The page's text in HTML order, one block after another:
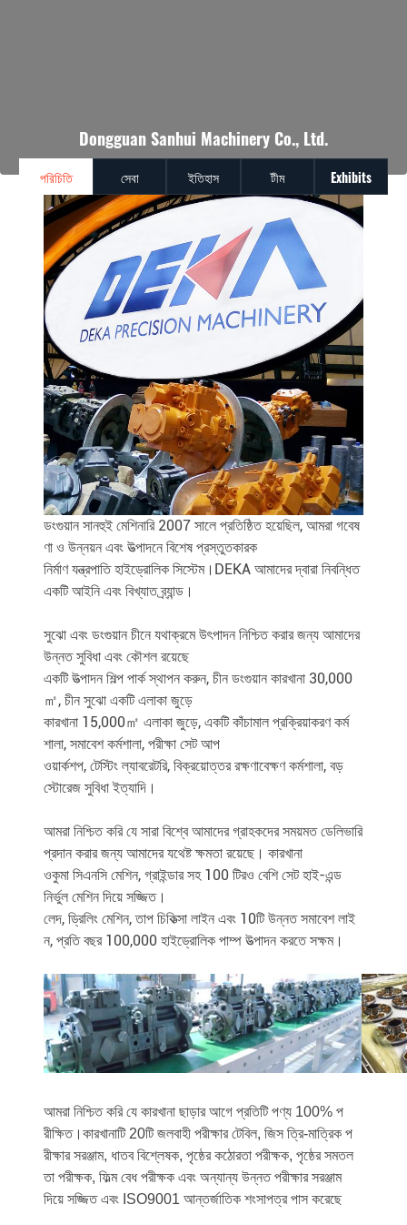
Dongguan Sanhui Machinery Co., Ltd.
পরিচিতি সেবা ইতিহাস টীম Exhibits
ডংগুয়ান সানহুই মেশিনারি 2007 সালে প্রতিষ্ঠিত হয়েছিল, আমরা গবেষ
ণা ও উন্নয়ন এবং উত্পাদনে বিশেষ প্রস্তুতকারক
নির্মাণ যন্ত্রপাতি হাইড্রোলিক সিস্টেম।DEKA আমাদের দ্বারা নিবন্ধিত
একটি আইনি এবং বিখ্যাত ব্র্যান্ড।
সুঝো এবং ডংগুয়ান চীনে যথাক্রমে উৎপাদন নিশ্চিত করার জন্য আমাদের
উন্নত সুবিধা এবং কৌশল রয়েছে
একটি উত্পাদন শিল্প পার্ক স্থাপন করুন, চীন ডংগুয়ান কারখানা 30,000
㎡, চীন সুঝো একটি এলাকা জুড়ে
কারখানা 15,000㎡ এলাকা জুড়ে, একটি কাঁচামাল প্রক্রিয়াকরণ কর্ম
শালা, সমাবেশ কর্মশালা, পরীক্ষা সেট আপ
ওয়ার্কশপ, টেস্টিং ল্যাবরেটরি, বিক্রয়োত্তর রক্ষণাবেক্ষণ কর্মশালা, বড়
স্টোরেজ সুবিধা ইত্যাদি।
আমরা নিশ্চিত করি যে সারা বিশ্বে আমাদের গ্রাহকদের সময়মত ডেলিভারি
প্রদান করার জন্য আমাদের যথেষ্ট ক্ষমতা রয়েছে। কারখানা
ওকুমা সিএনসি মেশিন, গ্রাইন্ডার সহ 100 টিরও বেশি সেট হাই-এন্ড
নির্ভুল মেশিন দিয়ে সজ্জিত।
লেদ, ড্রিলিং মেশিন, তাপ চিকিত্সা লাইন এবং 10টি উন্নত সমাবেশ লাই
ন, প্রতি বছর 100,000 হাইড্রোলিক পাম্প উত্পাদন করতে সক্ষম।
আমরা নিশ্চিত করি যে কারখানা ছাড়ার আগে প্রতিটি পণ্য 100% প
রীক্ষিত।কারখানাটি 20টি জলবাহী পরীক্ষার টেবিল, জিস ত্রি-মাত্রিক প
রীক্ষার সরঞ্জাম, ধাতব বিশ্লেষক, পৃষ্ঠের কঠোরতা পরীক্ষক, পৃষ্ঠের সমতল
তা পরীক্ষক, ফিল্ম বেধ পরীক্ষক এবং অন্যান্য উন্নত পরীক্ষার সরঞ্জাম
দিয়ে সজ্জিত এবং ISO9001 আন্তর্জাতিক শংসাপত্র পাস করেছে